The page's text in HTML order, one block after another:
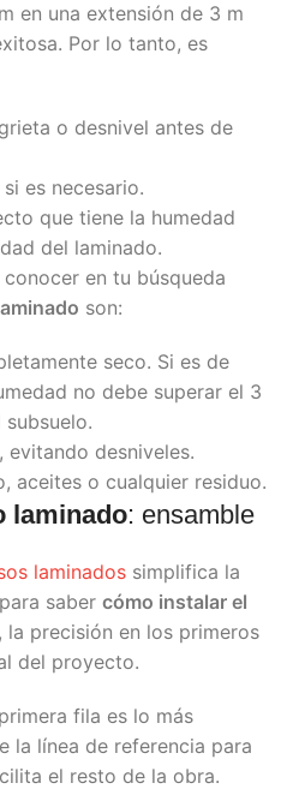
en una extensión de 3 m
Por lo tanto, es
o desnivel antes de
es necesario.
que tiene la humedad
del laminado.
en tu búsqueda
son:
seco. Si es de
no debe superar el 3
desniveles.
aceites o cualquier residuo.
laminado: ensamble
laminados simplifica la
saber cómo instalar el
la precisión en los primeros
del proyecto.
fila es lo más
la línea de referencia para
el resto de la obra.